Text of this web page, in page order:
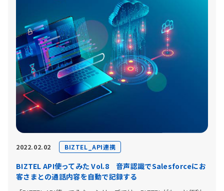
2022.02.02 BIZTEL_API連携
BIZTEL API使ってみた Vol.8 音声認識でSalesforceにお
客さまとの通話内容を自動で記録する